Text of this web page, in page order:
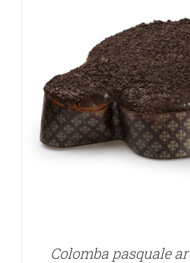
Colomba pasquale